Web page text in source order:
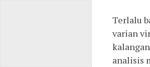
Terlalu
varian
analisis